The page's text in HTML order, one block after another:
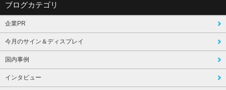
ブログカテゴリ
企業PR
今月のサイン＆ディスプレイ
国内事例
インタビュー